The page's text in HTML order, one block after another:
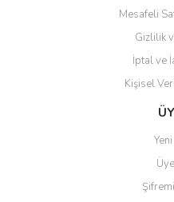
Mesafeli
Gizlilik
İptal ve
Kişisel